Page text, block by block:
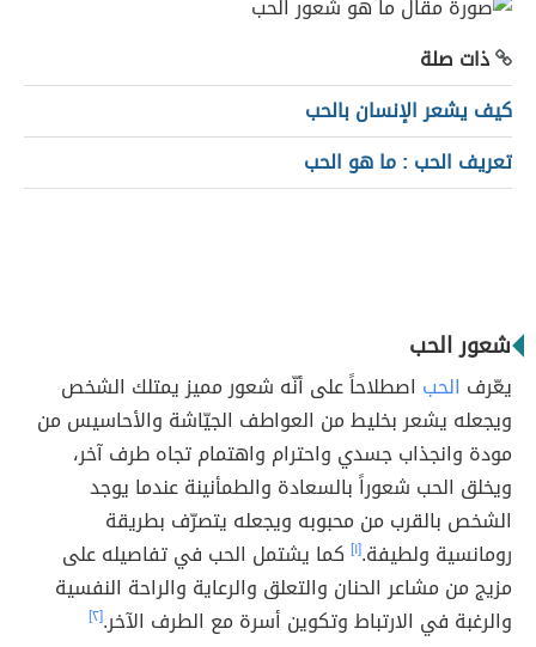
ذات صلة
كيف يشعر الإنسان بالحب
تعريف الحب : ما هو الحب
شعور الحب
يعّرف الحب اصطلاحاً على أنّه شعور مميز يمتلك الشخص
ويجعله يشعر بخليط من العواطف الجيّاشة والأحاسيس من
مودة وانجذاب جسدي واحترام واهتمام تجاه طرف آخر،
ويخلق الحب شعوراً بالسعادة والطمأنينة عندما يوجد
الشخص بالقرب من محبوبه ويجعله يتصرّف بطريقة
رومانسية ولطيفة.[١] كما يشتمل الحب في تفاصيله على
مزيج من مشاعر الحنان والتعلق والرعاية والراحة النفسية
والرغبة في الارتباط وتكوين أسرة مع الطرف الآخر.[٢]